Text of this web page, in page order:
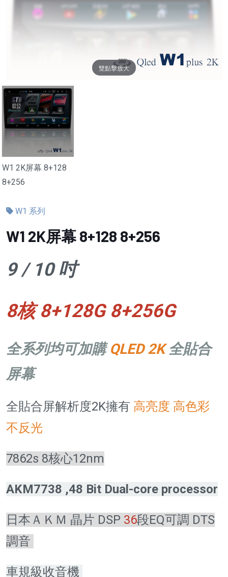
雙點擊放大
W1 2K屏幕 8+128
8+256
W1 系列
W1 2K屏幕 8+128 8+256
9 / 10 吋
8核 8+128G 8+256G
全系列均可加購 QLED 2K全貼合
屏幕
全貼合屏解析度2K擁有 高亮度 高色彩
不反光
7862s 8核心12nm
AKM7738 ,48 Bit Dual-core processor
日本ＡＫＭ 晶片 DSP 36段EQ可調 DTS
調音
車規級收音機